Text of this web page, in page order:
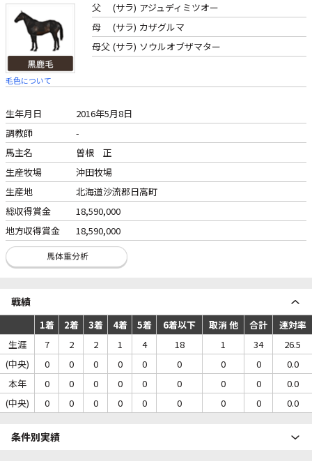
毛色について
父 (サラ) アジュディミツオー
母
(サラ) カザグルマ
母父 (サラ) ソウルオブザマター
生年月日
2016年5月8日
調教師
-
馬主名
曽根 正
生産牧場
沖田牧場
生産地
北海道沙流郡日高町
総収得賞金
18,590,000
地方収得賞金
18,590,000
戦績
1着 2着 3着 4着 5着 6着以下 取消 他 合計
連対率
生涯
7 2 2 1 4 18 1 34
26.5
(中央)
0 0 0 0 0 0 0 0
0.0
本年
0 0 0 0 0 0 0 0
0.0
(中央)
0 0 0 0 0 0 0 0 0.0
条件別実績